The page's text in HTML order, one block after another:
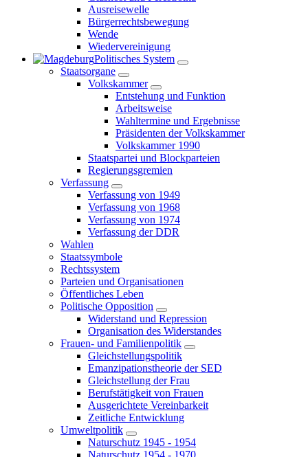
Ausreisewelle
Bürgerrechtsbewegung
Wende
Wiedervereinigung
Politisches System
Staatsorgane
Volkskammer
Entstehung und Funktion
Arbeitsweise
Wahltermine und Ergebnisse
Präsidenten der Volkskammer
Volkskammer 1990
Staatspartei und Blockparteien
Regierungsgremien
Verfassung
Verfassung von 1949
Verfassung von 1968
Verfassung von 1974
Verfassung der DDR
Wahlen
Staatssymbole
Rechtssystem
Parteien und Organisationen
Öffentliches Leben
Politische Opposition
Widerstand und Repression
Organisation des Widerstandes
Frauen- und Familienpolitik
Gleichstellungspolitik
Emanzipationstheorie der SED
Gleichstellung der Frau
Berufstätigkeit von Frauen
Ausgerichtete Vereinbarkeit
Zeitliche Entwicklung
Umweltpolitik
Naturschutz 1945 - 1954
Naturschutz 1954 - 1970